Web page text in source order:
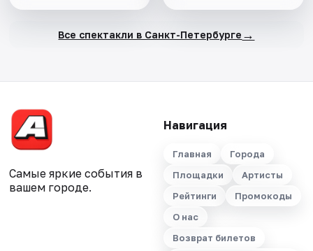
Все спектакли в Санкт-Петербурге →
Самые яркие события в
вашем городе.
Навигация
Главная
Города
Площадки
Артисты
Рейтинги
Промокоды
О нас
Возврат билетов